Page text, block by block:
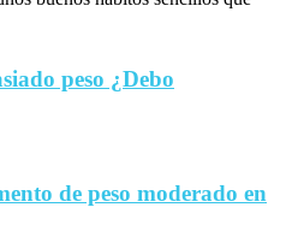
peso ¿Debo
de peso moderado en